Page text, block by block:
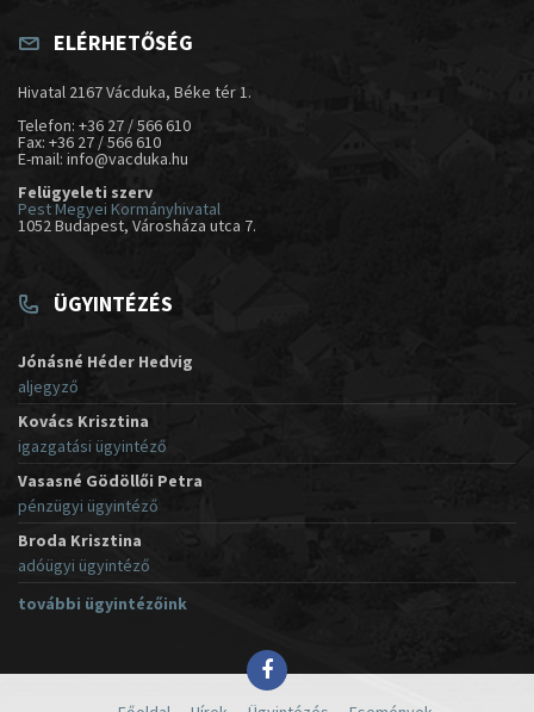
ELÉRHETŐSÉG
Hivatal 2167 Vácduka, Béke tér 1.
Telefon: +36 27 / 566 610
Fax: +36 27 / 566 610
E-mail: info@vacduka.hu
Felügyeleti szerv
Pest Megyei Kormányhivatal
1052 Budapest, Városháza utca 7.
ÜGYINTÉZÉS
Jónásné Héder Hedvig
aljegyző
Kovács Krisztina
igazgatási ügyintéző
Vasasné Gödöllői Petra
pénzügyi ügyintéző
Broda Krisztina
adóügyi ügyintéző
további ügyintézőink